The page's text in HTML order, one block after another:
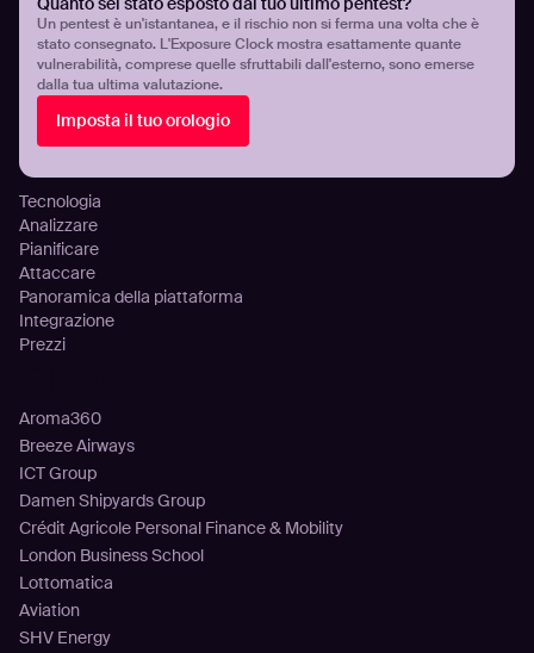
Un pentest è un'istantanea, e il rischio non si ferma una volta che è
stato consegnato. L'Exposure Clock mostra esattamente quante
vulnerabilità, comprese quelle sfruttabili dall'esterno, sono emerse
dalla tua ultima valutazione.
Imposta il tuo orologio
Gestione continua della superficie di attacco
Gestione dell’esposizione alle minacce
Rilevamento infostealer
Visibilità e controllo dell’esposizione cloud
Configurazione Errata Ed Esposizione Del DNS
Piattaforma
Tecnologia
Analizzare
Pianificare
Attaccare
Panoramica della piattaforma
Integrazione
Prezzi
Aroma360
Breeze Airways
ICT Group
Damen Shipyards Group
Crédit Agricole Personal Finance & Mobility
London Business School
Lottomatica
Aviation
SHV Energy